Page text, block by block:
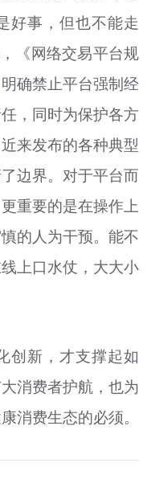
好事，但也不能走
《网络交易平台规
确禁止平台强制经
，同时为保护各方
来发布的各种典型
边界。对于平台而
重要的是在操作上
的人为干预。能不
上口水仗，大大小
创新，才支撑起如
消费者护航，也为
消费生态的必须。